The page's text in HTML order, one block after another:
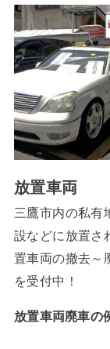
放置車両
三鷹市内の私有
設などに放置さ
置車両の撤去～
を受付中！
放置車両廃車の